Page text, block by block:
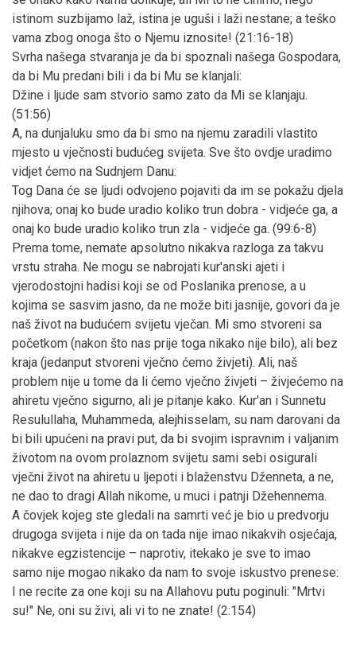
istinom suzbijamo laž, istina je uguši i laži nestane; a teško
vama zbog onoga što o Njemu iznosite! (21:16-18)
Svrha našega stvaranja je da bi spoznali našega Gospodara,
da bi Mu predani bili i da bi Mu se klanjali:
Džine i ljude sam stvorio samo zato da Mi se klanjaju.
(51:56)
A, na dunjaluku smo da bi smo na njemu zaradili vlastito
mjesto u vječnosti budućeg svijeta. Sve što ovdje uradimo
vidjet ćemo na Sudnjem Danu:
Tog Dana će se ljudi odvojeno pojaviti da im se pokažu djela
njihova; onaj ko bude uradio koliko trun dobra - vidjeće ga, a
onaj ko bude uradio koliko trun zla - vidjeće ga. (99:6-8)
Prema tome, nemate apsolutno nikakva razloga za takvu
vrstu straha. Ne mogu se nabrojati kur'anski ajeti i
vjerodostojni hadisi koji se od Poslanika prenose, a u
kojima se sasvim jasno, da ne može biti jasnije, govori da je
naš život na budućem svijetu vječan. Mi smo stvoreni sa
početkom (nakon što nas prije toga nikako nije bilo), ali bez
kraja (jedanput stvoreni vječno ćemo živjeti). Ali, naš
problem nije u tome da li ćemo vječno živjeti – živjećemo na
ahiretu vječno sigurno, ali je pitanje kako. Kur'an i Sunnetu
Resulullaha, Muhammeda, alejhisselam, su nam darovani da
bi bili upućeni na pravi put, da bi svojim ispravnim i valjanim
životom na ovom prolaznom svijetu sami sebi osigurali
vječni život na ahiretu u ljepoti i blaženstvu Dženneta, a ne,
ne dao to dragi Allah nikome, u muci i patnji Džehennema.
A čovjek kojeg ste gledali na samrti već je bio u predvorju
drugoga svijeta i nije da on tada nije imao nikakvih osjećaja,
nikakve egzistencije – naprotiv, itekako je sve to imao
samo nije mogao nikako da nam to svoje iskustvo prenese:
I ne recite za one koji su na Allahovu putu poginuli: "Mrtvi
su!" Ne, oni su živi, ali vi to ne znate! (2:154)